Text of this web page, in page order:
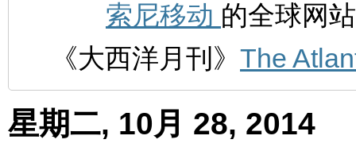
索尼移动 的全球网
《大西洋月刊》 The
星期二, 10月 28, 2014